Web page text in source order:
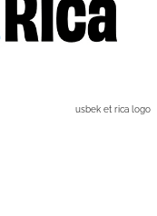
usbek et rica logo